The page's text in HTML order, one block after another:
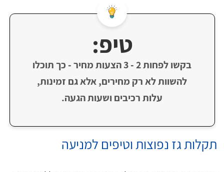
טיפ:
בקשו לפחות 2 - 3 הצעות מחיר - כך תוכלו
להשוות לא רק מחירים, אלא גם זמינות,
עלות רכיבים ושעות הגעה.
תקלות גז נפוצות וטיפים למניעה